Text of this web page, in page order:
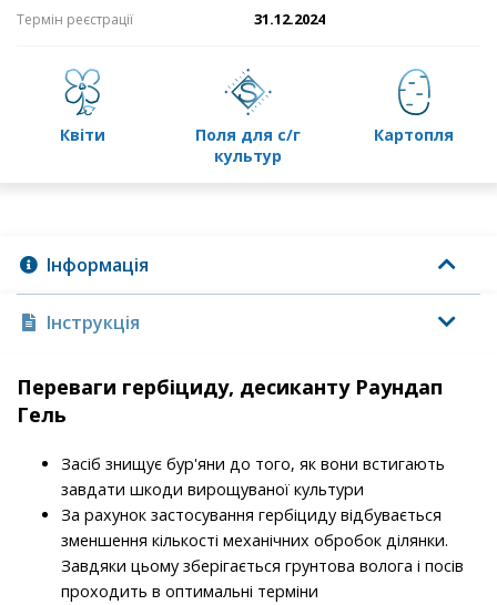
Термін реєстрації 31.12.2024
квіти
поля для с/г
культур
картопля
Інформація
Інструкція
Переваги гербіциду, десиканту Раундап
Гель
Засіб знищує бур'яни до того, як вони встигають
завдати шкоди вирощуваної культури
За рахунок застосування гербіциду відбувається
зменшення кількості механічних обробок ділянки.
Завдяки цьому зберігається грунтова волога і посів
проходить в оптимальні терміни